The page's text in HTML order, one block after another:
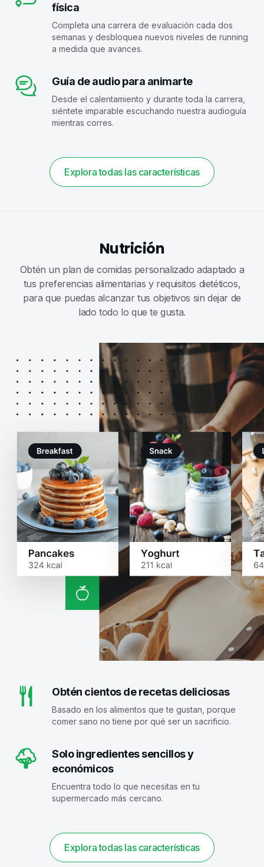
física
Completa una carrera de evaluación cada dos
semanas y desbloquea nuevos niveles de running
a medida que avances.
Guía de audio para animarte
Desde el calentamiento y durante toda la carrera,
siéntete imparable escuchando nuestra audioguía
mientras corres.
Explora todas las características
Nutrición
Obtén un plan de comidas personalizado adaptado a
tus preferencias alimentarias y requisitos dietéticos,
para que puedas alcanzar tus objetivos sin dejar de
lado todo lo que te gusta.
Obtén cientos de recetas deliciosas
Basado en los alimentos que te gustan, porque
comer sano no tiene por qué ser un sacrificio.
Solo ingredientes sencillos y
económicos
Encuentra todo lo que necesitas en tu
supermercado más cercano.
Explora todas las características